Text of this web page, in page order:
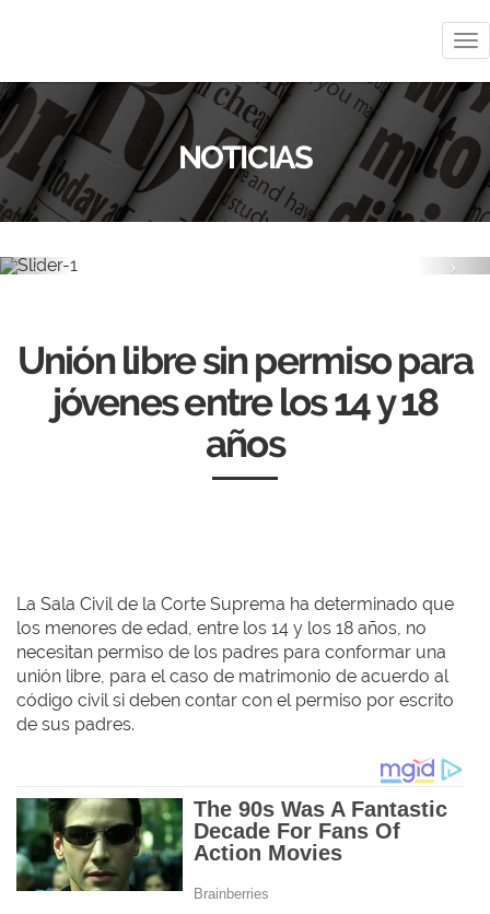
NOTICIAS
Previous
Unión libre sin permiso para
jóvenes entre los 14 y 18
años
La Sala Civil de la Corte Suprema ha determinado que
los menores de edad, entre los 14 y los 18 años, no
necesitan permiso de los padres para conformar una
unión libre, para el caso de matrimonio de acuerdo al
código civil si deben contar con el permiso por escrito
de sus padres.